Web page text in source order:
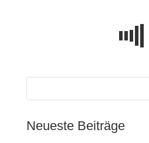
Neueste Beiträge